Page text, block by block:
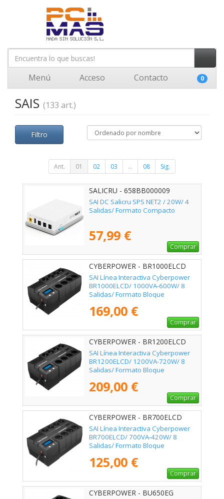
Menú Acceso Contacto 0
SAIS (133 art.)
Filtro
Ant. 01 02 03 ... 08 Sig.
SALICRU - 658BB000009
SAI DC Salicru SPS NET2 / 20W/ 4
Salidas/ Formato Compacto
57,99 €
Comprar
CYBERPOWER - BR1000ELCD
SAI Línea Interactiva Cyberpower
BR1000ELCD/ 1000VA-600W/ 8
Salidas/ Formato Bloque
169,00 €
Comprar
CYBERPOWER - BR1200ELCD
SAI Línea Interactiva Cyberpower
BR1200ELCD/ 1200VA-720W/ 8
Salidas/ Formato Bloque
209,00 €
Comprar
CYBERPOWER - BR700ELCD
SAI Línea Interactiva Cyberpower
BR700ELCD/ 700VA-420W/ 8
Salidas/ Formato Bloque
125,00 €
Comprar
CYBERPOWER - BU650EG